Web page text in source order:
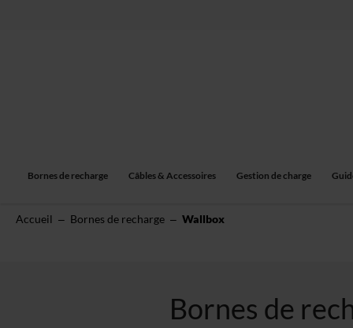
Bornes de recharge Câbles & Accessoires Gestion de charge
Accueil Bornes de recharge Wallbox
Bornes de